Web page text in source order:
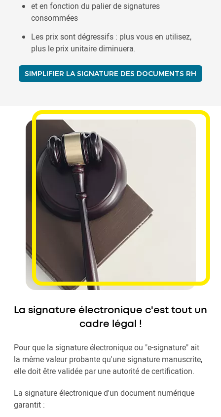
et en fonction du palier de signatures
consommées
Les prix sont dégressifs : plus vous en utilisez,
plus le prix unitaire diminuera.
SIMPLIFIER LA SIGNATURE DES DOCUMENTS RH
La signature électronique c'est tout un
cadre légal !
Pour que la signature électronique ou "e-signature" ait
la même valeur probante qu'une signature manuscrite,
elle doit être validée par une autorité de certification.
La signature électronique d'un document numérique
garantit :